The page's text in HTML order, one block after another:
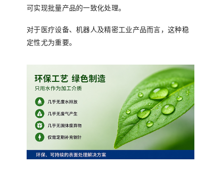
可实现批量产品的一致化处理。
对于医疗设备、机器人及精密工业产品而言，这种稳
定性尤为重要。